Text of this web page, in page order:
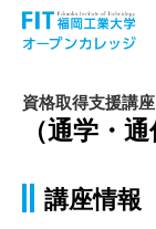
資格取得支援講座
（通学・
講座情報